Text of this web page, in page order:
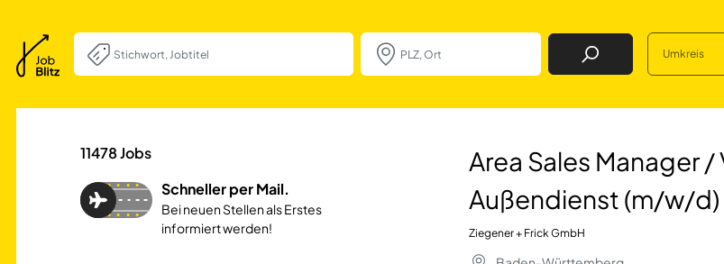
Job Finden Umkreis
Area Sales Manager /
11478Jobs
Schneller per Mail.
Bei neuen Stellen als Erstes
informiert werden!
Area Sales Manager
Außendienst (m/w/d)
Ziegener + Frick GmbH